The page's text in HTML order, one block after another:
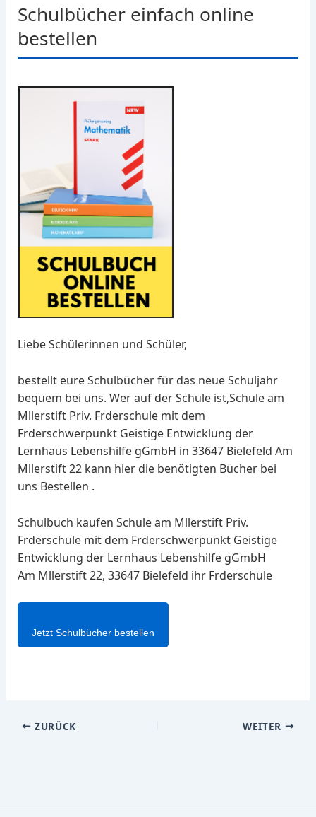
Schulbücher einfach online
bestellen
Liebe Schülerinnen und Schüler,
bestellt eure Schulbücher für das neue Schuljahr
bequem bei uns. Wer auf der Schule ist,Schule am
Mllerstift Priv. Frderschule mit dem
Frderschwerpunkt Geistige Entwicklung der
Lernhaus Lebenshilfe gGmbH in 33647 Bielefeld Am
Mllerstift 22 kann hier die benötigten Bücher bei
uns Bestellen .
Schulbuch kaufen Schule am Mllerstift Priv.
Frderschule mit dem Frderschwerpunkt Geistige
Entwicklung der Lernhaus Lebenshilfe gGmbH
Am Mllerstift 22, 33647 Bielefeld ihr Frderschule
Jetzt Schulbücher bestellen
ZURÜCK WEITER